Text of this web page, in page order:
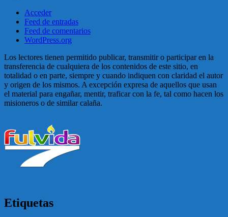
Acceder
Feed de entradas
Feed de comentarios
WordPress.org
Los lectores tienen permitido publicar, transmitir o participar en la
transferencia de cualquiera de los contenidos de este sitio, en
totalidad o en parte, siempre y cuando indiquen con claridad el autor
y origen de los mismos. A excepción expresa de aquellos que usan
el material para engañar, mentir, traficar con la fe, tal como hacen los
misioneros o de similar calaña.
Etiquetas